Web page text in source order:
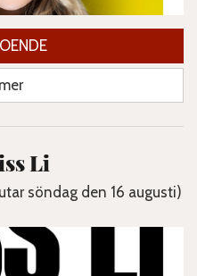
Li
söndag den 16 augusti)